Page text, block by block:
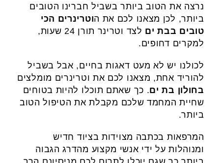
נרצה את הטוב ביותר בשביל חברינו הטובים
ביותר, לכן מצאנו לכם את הוטרינרים הכי
טובים בבת ים
לצד וטרינר תורן 24 שעות,
למקרים דחופים.
לכולנו יש לא מעט דאגות בחיים, אבל בשביל
להוריד אחת, מצאנו לכם את וטרינרים מומלצים
בחולון בת ים. כך שאתם תוכלו להיות בטוחים
שחיית המחמד שלכם מקבלת את הטיפול הטוב
ביותר.
המרפאות בכתבה מצוידות בציוד חדיש
ומנוהלות על ידי אנשי מקצוע מהדרג הגבוה